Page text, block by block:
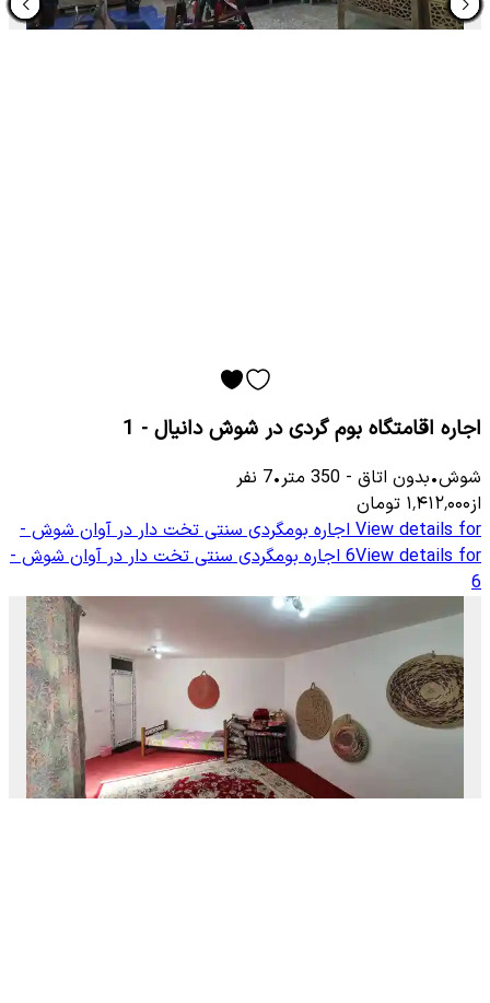
اجاره اقامتگاه بوم گردی در شوش دانیال - 1
شوش•بدون اتاق -
350 متر•
7 نفر
از۱٬۴۱۲٬۰۰۰ تومان
View details for اجاره بومگردی سنتی تخت دار در آوان شوش -
6View details for اجاره بومگردی سنتی تخت دار در آوان شوش -
6